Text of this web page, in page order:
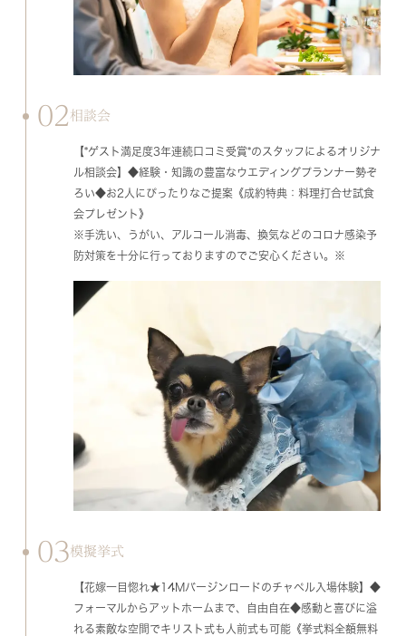
02 相談会
【*ゲスト満足度3年連続口コミ受賞*のスタッフによるオリジナ
ル相談会】◆経験・知識の豊富なウエディングプランナー勢ぞ
ろい◆お2人にぴったりなご提案《成約特典：料理打合せ試食
会プレゼント》
※手洗い、うがい、アルコール消毒、換気などのコロナ感染予
防対策を十分に行っておりますのでご安心ください。※
03模擬挙式
【花嫁一目惚れ★14Mバージンロードのチャペル入場体験】◆
フォーマルからアットホームまで、自由自在◆感動と喜びに溢
れる素敵な空間でキリスト式も人前式も可能《挙式料全額無料